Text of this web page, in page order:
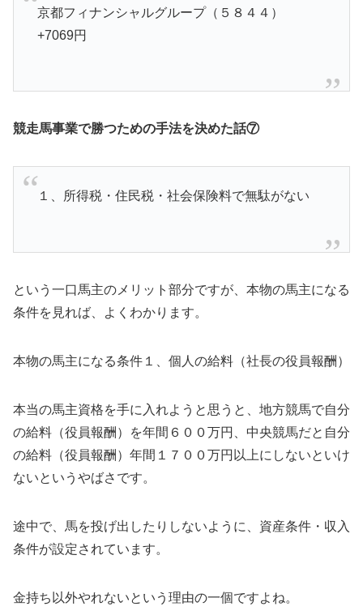
京都フィナンシャルグループ（５８４４）
+7069円
競走馬事業で勝つための手法を決めた話⑦
１、所得税・住民税・社会保険料で無駄がない
という一口馬主のメリット部分ですが、本物の馬主になる
条件を見れば、よくわかります。
本物の馬主になる条件１、個人の給料（社長の役員報酬）
本当の馬主資格を手に入れようと思うと、地方競馬で自分
の給料（役員報酬）を年間６００万円、中央競馬だと自分
の給料（役員報酬）年間１７００万円以上にしないといけ
ないというやばさです。
途中で、馬を投げ出したりしないように、資産条件・収入
条件が設定されています。
金持ち以外やれないという理由の一個ですよね。